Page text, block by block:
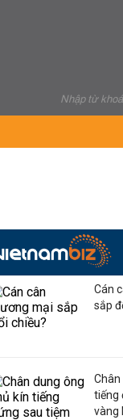
Cán
sắp
Chân
tiếng
vàng